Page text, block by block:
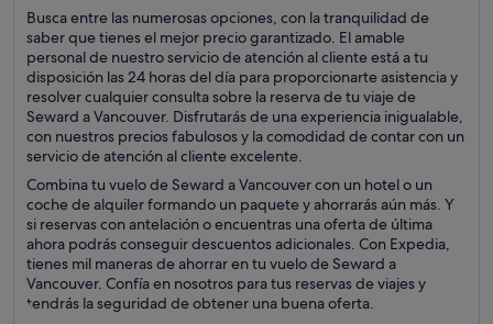
Busca entre las numerosas opciones, con la tranquilidad de
saber que tienes el mejor precio garantizado. El amable
personal de nuestro servicio de atención al cliente está a tu
disposición las 24 horas del día para proporcionarte asistencia y
resolver cualquier consulta sobre la reserva de tu viaje de
Seward a Vancouver. Disfrutarás de una experiencia inigualable,
con nuestros precios fabulosos y la comodidad de contar con un
servicio de atención al cliente excelente.
Combina tu vuelo de Seward a Vancouver con un hotel o un
coche de alquiler formando un paquete y ahorrarás aún más. Y
si reservas con antelación o encuentras una oferta de última
ahora podrás conseguir descuentos adicionales. Con Expedia,
tienes mil maneras de ahorrar en tu vuelo de Seward a
Vancouver. Confía en nosotros para tus reservas de viajes y
tendrás la seguridad de obtener una buena oferta.